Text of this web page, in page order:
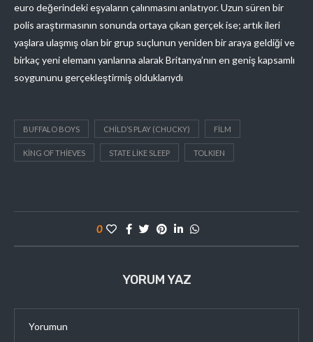
euro değerindeki eşyaların çalınmasını anlatıyor. Uzun süren bir
polis araştırmasının sonunda ortaya çıkan gerçek ise; artık ileri
yaşlara ulaşmış olan bir grup suçlunun yeniden bir araya geldiği ve
birkaç yeni elemanı yanlarına alarak Britanya’nın en geniş kapsamlı
soygununu gerçekleştirmiş olduklarıydı
BUFFALO BOYS CHILD’S PLAY (CHUCKY) FILM
KING OF THIEVES STATE LIKE SLEEP TOLKIEN
0
YORUM YAZ